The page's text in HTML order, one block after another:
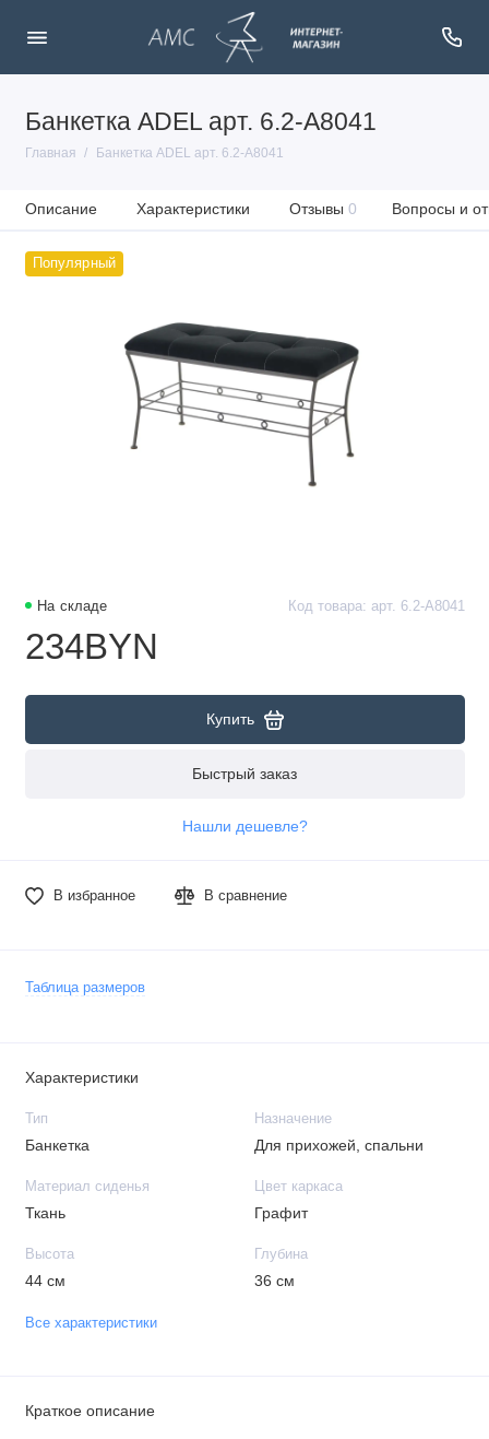
Банкетка ADEL арт. 6.2-А8041
Главная Банкетка ADEL арт. 6.2-А8041
Описание Характеристики Отзывы 0 Вопросы и
Популярный
На складе Код товара: арт. 6.2-А8041
234BYN
Купить
Быстрый заказ
Нашли дешевле?
В избранное В сравнение
Таблица размеров
Характеристики
Тип
Банкетка
Назначение
Для прихожей, спальни
Материал сиденья
Ткань
Цвет каркаса
Графит
Высота
44 см
Глубина
36 см
Все характеристики
Краткое описание